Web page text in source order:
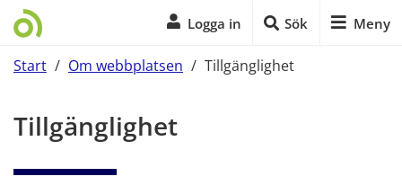
Logga in Sök Meny
Start / Om webbplatsen / Tillgänglighet
Tillgänglighet